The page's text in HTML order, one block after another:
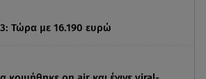
Τώρα με 16.190 ευρώ